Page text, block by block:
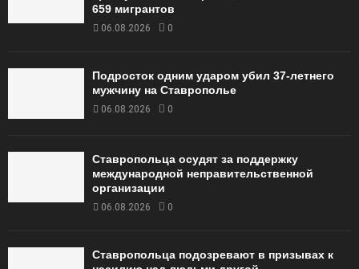
659 мигрантов
06.08.2026 0
Подросток одним ударом убил 37-летнего
мужчину на Ставрополье
06.08.2026 0
Ставропольца осудят за поддержку
международной неправительственной
организации
06.08.2026 0
Ставропольца подозревают в призывах к